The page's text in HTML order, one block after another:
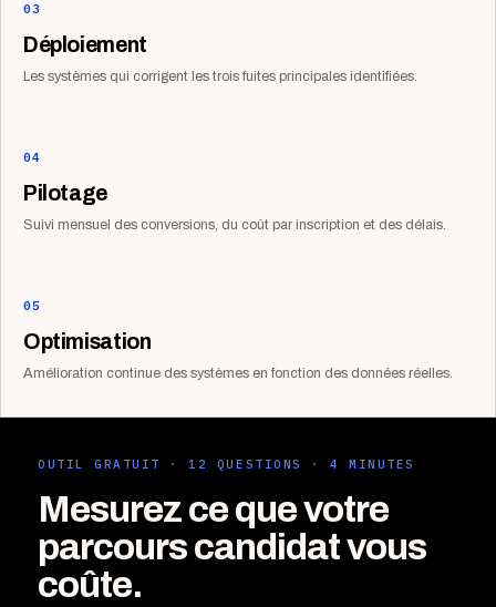
03
Déploiement
Les systèmes qui corrigent les trois fuites principales identifiées.
04
Pilotage
Suivi mensuel des conversions, du coût par inscription et des délais.
05
Optimisation
Amélioration continue des systèmes en fonction des données réelles.
OUTIL GRATUIT · 12 QUESTIONS · 4 MINUTES
Mesurez ce que votre
parcours candidat vous
coûte.